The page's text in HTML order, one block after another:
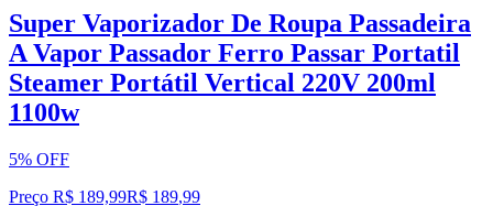
Super Vaporizador De Roupa Passadeira
A Vapor Passador Ferro Passar Portatil
Steamer Portátil Vertical 220V 200ml
1100w
5% OFF
Preço R$ 189,99R$ 189,99